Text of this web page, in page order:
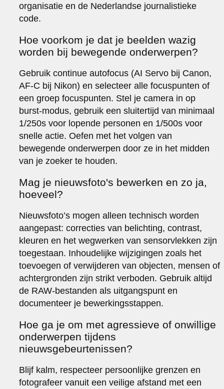
organisatie en de Nederlandse journalistieke
code.
Hoe voorkom je dat je beelden wazig
worden bij bewegende onderwerpen?
Gebruik continue autofocus (AI Servo bij Canon,
AF-C bij Nikon) en selecteer alle focuspunten of
een groep focuspunten. Stel je camera in op
burst-modus, gebruik een sluitertijd van minimaal
1/250s voor lopende personen en 1/500s voor
snelle actie. Oefen met het volgen van
bewegende onderwerpen door ze in het midden
van je zoeker te houden.
Mag je nieuwsfoto's bewerken en zo ja,
hoeveel?
Nieuwsfoto’s mogen alleen technisch worden
aangepast: correcties van belichting, contrast,
kleuren en het wegwerken van sensorvlekken zijn
toegestaan. Inhoudelijke wijzigingen zoals het
toevoegen of verwijderen van objecten, mensen of
achtergronden zijn strikt verboden. Gebruik altijd
de RAW-bestanden als uitgangspunt en
documenteer je bewerkingsstappen.
Hoe ga je om met agressieve of onwillige
onderwerpen tijdens
nieuwsgebeurtenissen?
Blijf kalm, respecteer persoonlijke grenzen en
fotografeer vanuit een veilige afstand met een